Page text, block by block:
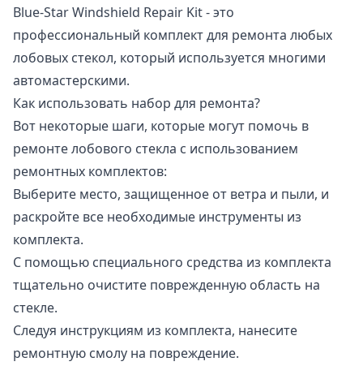
Blue-Star Windshield Repair Kit - это
профессиональный комплект для ремонта любых
лобовых стекол, который используется многими
автомастерскими.
Как использовать набор для ремонта?
Вот некоторые шаги, которые могут помочь в
ремонте лобового стекла с использованием
ремонтных комплектов:
Выберите место, защищенное от ветра и пыли, и
раскройте все необходимые инструменты из
комплекта.
С помощью специального средства из комплекта
тщательно очистите поврежденную область на
стекле.
Следуя инструкциям из комплекта, нанесите
ремонтную смолу на повреждение.